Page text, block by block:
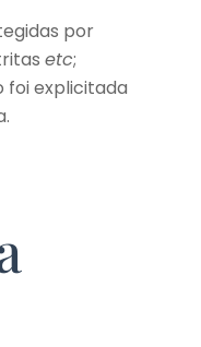
por
etc;
foi explicitada